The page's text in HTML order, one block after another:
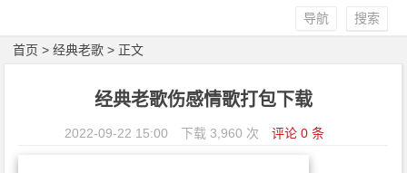
搜索
导航
首页 >经典老歌 > 正文
经典老歌伤感情歌打包下载
2022-09-22 15:00 下载 3,960 次 评论 0 条